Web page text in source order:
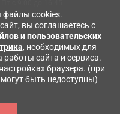
файлы cookies.
вы соглашаетесь с
и пользовательских
, необходимых для
работы сайта и сервиса.
браузера. (при
быть недоступны)
звонок